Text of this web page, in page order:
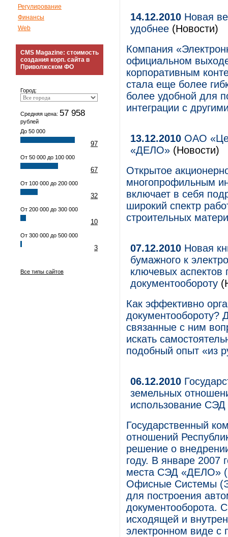
Регулирование
Финансы
Web
CMS Magazine: стоимость
создания корп. сайта в
Приволжском ФО
Город:
Средняя цена: 57 958
рублей
До 50 000
97
От 50 000 до 100 000
67
От 100 000 до 200 000
32
От 200 000 до 300 000
10
От 300 000 до 500 000
3
Все типы сайтов
14.12.2010 Новая
удобнее (Новости)
Компания
официальном
корпоративным
стала еще более
более удобной для
интеграции с
13.12.2010 ОАО
«ДЕЛО» (Новости)
Открытое
многопрофильным
включает в себя
широкий спектр
строительных
07.12.2010 Новая
бумажного к
ключевых аспектов
документообороту
Как эффективно
документообороту?
связанные с ним
искать
подобный опыт «из
06.12.2010
земельных
использование
Государственный
отношений
решение о
году. В январе 2007
места СЭД «ДЕЛО»
Офисные Системы
для построения
документооборота.
исходящей и
электронном виде